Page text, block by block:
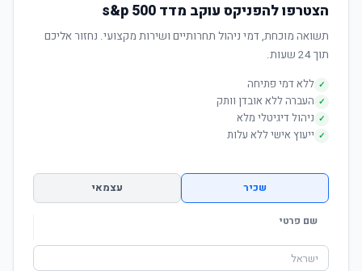
הצטרפו להפניקס עוקב מדד s&p 500
תשואה מוכחת, דמי ניהול תחרותיים ושירות מקצועי. נחזור אליכם
תוך 24 שעות.
✓ ללא דמי פתיחה
✓ העברה ללא אובדן וותק
✓ ניהול דיגיטלי מלא
✓ ייעוץ אישי ללא עלות
שכיר עצמאי
שם פרטי